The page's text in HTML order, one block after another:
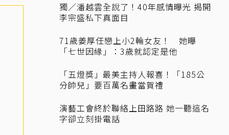
獨／潘越雲全說了！40年感情曝光 揭開
李宗盛私下真面目
71歲姜厚任戀上小2輪女友！ 她曝
「七世因緣」：3歲就認定是他
「五燈獎」最美主持人報喜！「185公
分帥兒」要百萬名畫當賀禮
演藝工會終於聯絡上田路路 她一聽這名
字卻立刻掛電話